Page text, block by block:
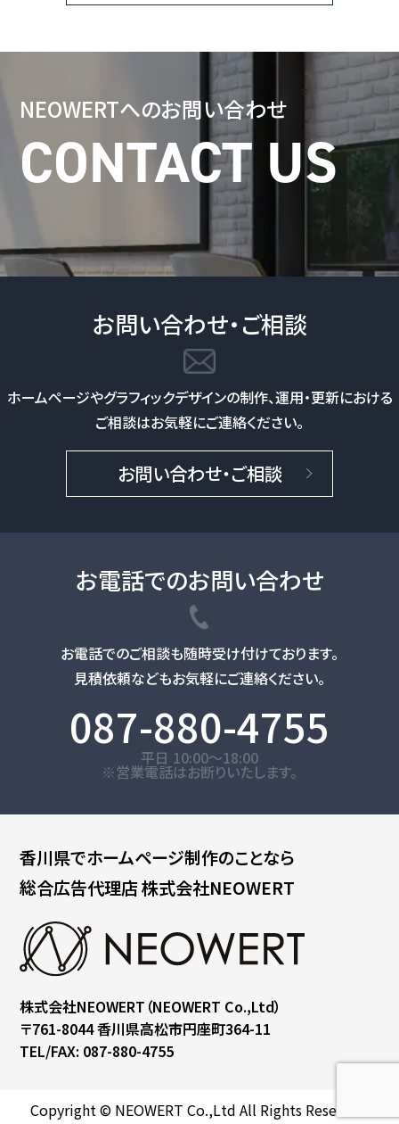
NEOWERTへのお問い合わせ
お問い合わせ・ご相談
ホームページやグラフィックデザインの制作、運用・更新における
ご相談はお気軽にご連絡ください。
お問い合わせ・ご相談
お電話でのお問い合わせ
お電話でのご相談も随時受け付けております。
見積依頼などもお気軽にご連絡ください。
087-880-4755
平日 10:00～18:00
※営業電話はお断りいたします。
香川県でホームページ制作のことなら
総合広告代理店株式会社NEOWERT
株式会社NEOWERT （NEOWERT Co.,Ltd）
〒761-8044香川県高松市円座町364-11
TEL/FAX: 087-880-4755
Copyright © NEOWERT Co.,Ltd All Rights Reserved.